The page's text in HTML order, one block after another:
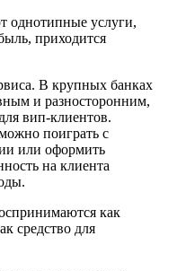
однотипные услуги,
приходится
В крупных банках
и разносторонним,
вип-клиентов.
поиграть с
или оформить
на клиента
как
средство для